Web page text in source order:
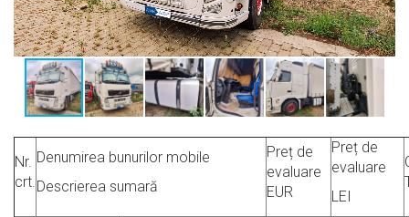
Nr.
crt.
Denumirea bunurilor mobile
Descrierea sumară
Preț de
evaluare
EUR
Preț de
evaluare
LEI